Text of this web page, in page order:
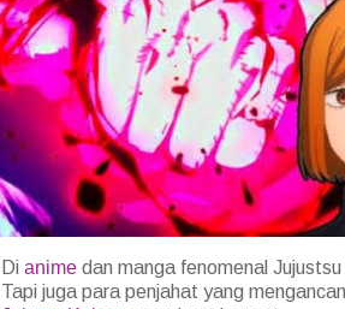
Di anime dan manga fenomenal
Tapi juga para penjahat yang